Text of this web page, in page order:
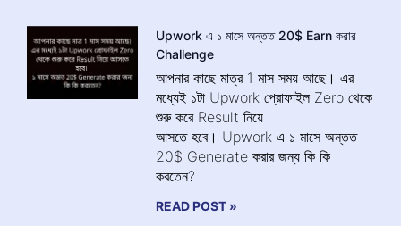
Upwork এ ১ মাসে অন্তত 20$ Earn করার
Challenge
আপনার কাছে মাত্র 1 মাস সময় আছে। এর
মধ্যেই ১টা Upwork প্রোফাইল Zero থেকে
শুরু করে Result নিয়ে
আসতে হবে। Upwork এ ১ মাসে অন্তত
20$ Generate করার জন্য কি কি
করতেন?
READ POST »